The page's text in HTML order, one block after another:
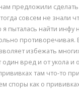
предложили
совсем не знали
я пыталась найти инфу
противоречивая.
избежать
вред и от укола и
там что-то
споры как о